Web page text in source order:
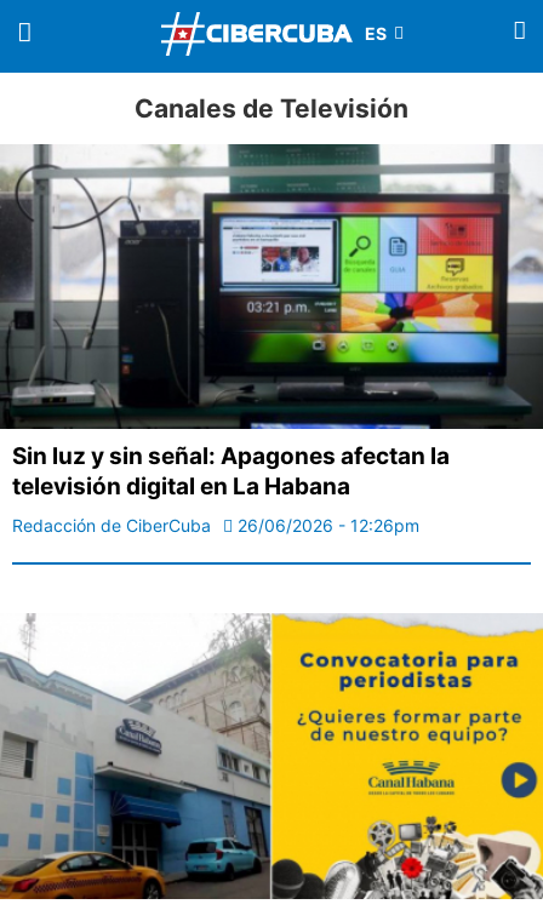
Canales de Televisión
Sin luz y sin señal: Apagones afectan la
televisión digital en La Habana
Redacción de CiberCuba 26/06/2026 - 12:26pm